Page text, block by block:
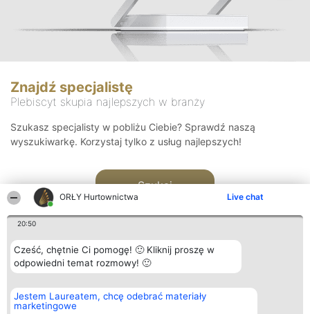
ORŁY Hurtownictwa Live chat
20:50
Cześć, chętnie Ci pomogę! 🙂 Kliknij proszę w
odpowiedni temat rozmowy! 🙂
Jestem Laureatem, chcę odebrać materiały
marketingowe
Znajdź specjalistę
Plebiscyt skupia najlepszych w branży
Szukasz specjalisty w pobliżu Ciebie? Sprawdź naszą
wyszukiwarkę. Korzystaj tylko z usług najlepszych!
Szukaj
Organizator plebiscytu
Bright Side Solutions sp. z o.
o. sp. k.
Plebiscyt
Laureaci
Kontakt
Kontakt